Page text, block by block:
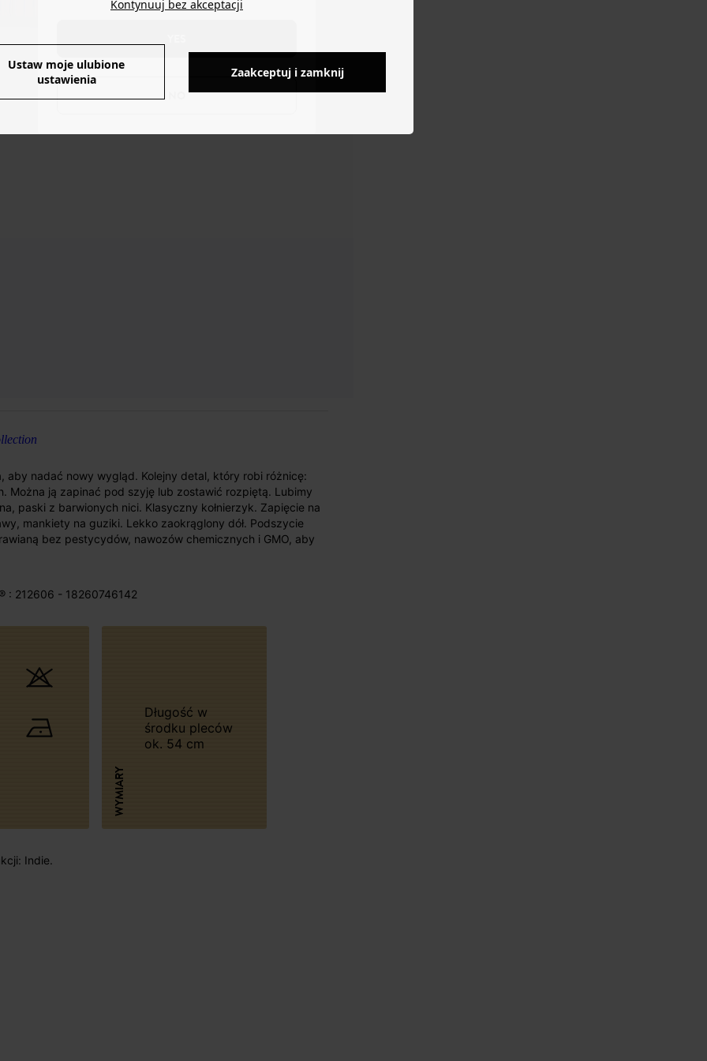
aby nadać nowy wygląd. Kolejny detal, który robi różnicę:
Można ją zapinać pod szyję lub zostawić rozpiętą. Lubimy
paski z barwionych nici. Klasyczny kołnierzyk. Zapięcie na
mankiety na guziki. Lekko zaokrąglony dół. Podszycie
bez pestycydów, nawozów chemicznych i GMO, aby
: 212606 - 18260746142
WYMIARY
Długość w
środku pleców
ok. 54 cm
Indie.
Kontynuuj bez akceptacji
Ustaw moje ulubione
ustawienia
Zaakceptuj i zamknij